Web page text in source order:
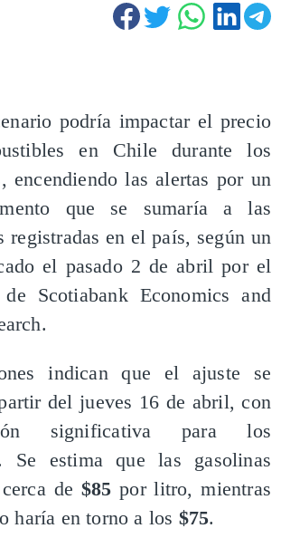
podría impactar el precio
en Chile durante los
encendiendo las alertas por un
que se sumaría a las
registradas en el país, según un
el pasado 2 de abril por el
de Scotiabank Economics and
indican que el ajuste se
del jueves 16 de abril, con
significativa para los
Se estima que las gasolinas
de $85 por litro, mientras
haría en torno a los $75.